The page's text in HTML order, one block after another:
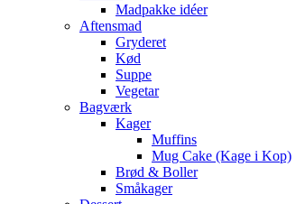
Madpakke idéer
Aftensmad
Gryderet
Kød
Suppe
Vegetar
Bagværk
Kager
Muffins
Mug Cake (Kage i Kop)
Brød & Boller
Småkager